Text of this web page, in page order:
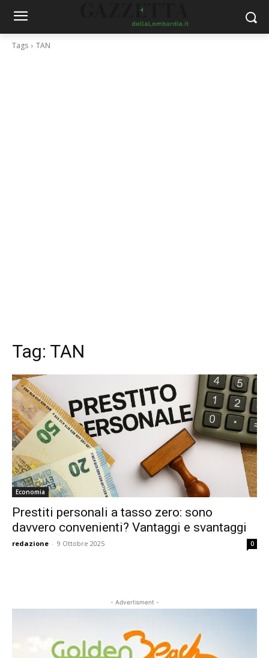
Tags TAN
Tag: TAN
Economia
Prestiti personali a tasso zero: sono
davvero convenienti? Vantaggi e svantaggi
redazione - 9 Ottobre 2025 0
- Advertisment -